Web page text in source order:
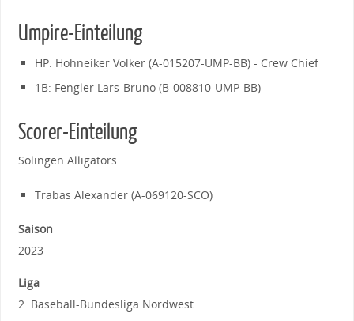
Umpire-Einteilung
HP: Hohneiker Volker (A-015207-UMP-BB) - Crew Chief
1B: Fengler Lars-Bruno (B-008810-UMP-BB)
Scorer-Einteilung
Solingen Alligators
Trabas Alexander (A-069120-SCO)
Saison
2023
Liga
2. Baseball-Bundesliga Nordwest